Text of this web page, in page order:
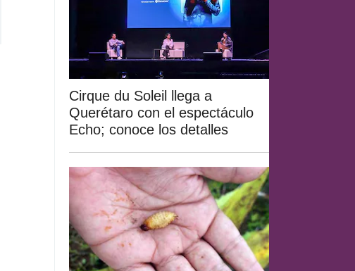
Cirque du Soleil llega a
Querétaro con el espectáculo
Echo; conoce los detalles